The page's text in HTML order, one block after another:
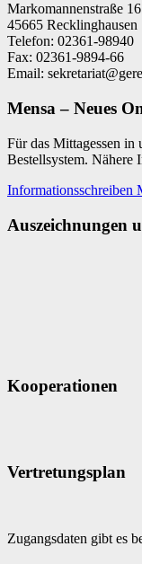
Markomannenstraße 16
45665 Recklinghausen
Telefon: 02361-98940
Fax: 02361-9894-66
Email:
Mensa – Neues
Für das Mittagessen in
Bestellsystem. Nähere
Informationsschreiben
Auszeichnungen
Kooperationen
Vertretungsplan
Zugangsdaten gibt es